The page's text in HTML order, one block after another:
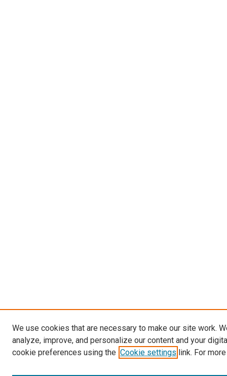
We use cookies that are necessary to make our site work.
analyze, improve, and personalize our content and your
cookie preferences using the Cookie settings link. For